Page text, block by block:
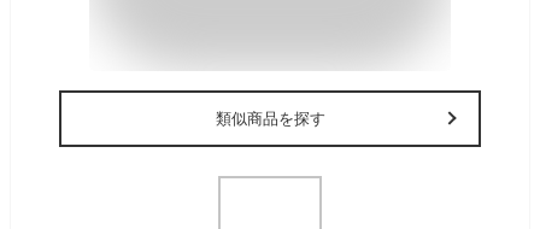
類似商品を探す